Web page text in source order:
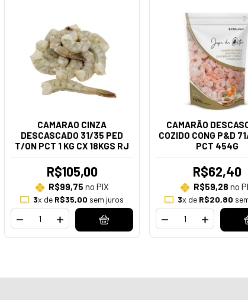
CAMARAO CINZA
DESCASCADO 31/35 PED
T/ON PCT 1 KG CX 18KGS RJ
R$105,00
R$99,75 no PIX
3x de R$35,00 sem juros
CAMARÃO
COZIDO CONG P&D
PCT 454G
R$62,40
R$59,28 no
3x de R$20,80